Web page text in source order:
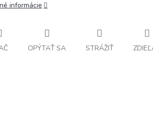
informácie
OPÝTAŤ SA STRÁŽIŤ